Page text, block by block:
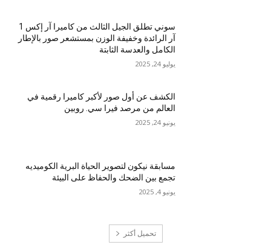
سوني تطلق الجيل الثالث من كاميرا آر إكس 1
آر الرائدة وخفيفة الوزن بمستشعر صور بالإطار
الكامل والعدسة الثابتة
يوليو 24, 2025
الكشف عن أول صور لأكبر كاميرا رقمية في
العالم من مرصد فيرا سي. روبين
يونيو 24, 2025
مسابقة نيكون لتصوير الحياة البرية الكوميديه
تجمع بين الضحك والحفاظ على البيئة
يونيو 4, 2025
تحميل أكثر